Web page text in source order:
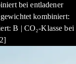
bei entladener
kombiniert:
B | CO₂-Klasse bei